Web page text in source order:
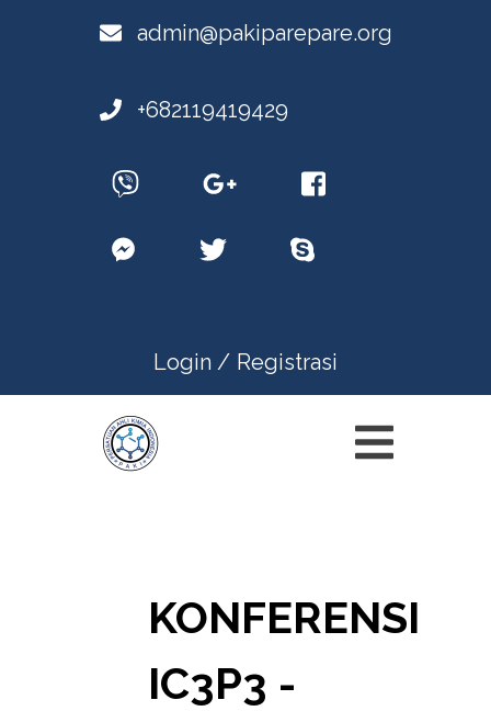
admin@pakiparepare.org
+682119419429
Login / Registrasi
KONFERENSI
IC3P3 -